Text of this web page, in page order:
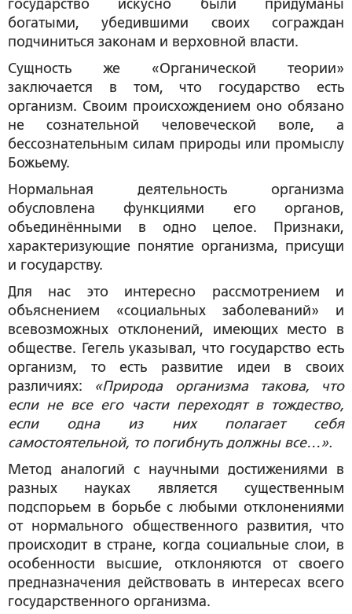
государство искусно были придуманы
богатыми, убедившими своих сограждан
подчиниться законам и верховной власти.
Сущность же «Органической теории»
заключается в том, что государство есть
организм. Своим происхождением оно обязано
не сознательной человеческой воле, а
бессознательным силам природы или промыслу
Божьему.
Нормальная деятельность организма
обусловлена функциями его органов,
объединёнными в одно целое. Признаки,
характеризующие понятие организма, присущи
и государству.
Для нас это интересно рассмотрением и
объяснением «социальных заболеваний» и
всевозможных отклонений, имеющих место в
обществе. Гегель указывал, что государство есть
организм, то есть развитие идеи в своих
различиях: «Природа организма такова, что
если не все его части переходят в тождество,
если одна из них полагает себя
самостоятельной, то погибнуть должны все…».
Метод аналогий с научными достижениями в
разных науках является существенным
подспорьем в борьбе с любыми отклонениями
от нормального общественного развития, что
происходит в стране, когда социальные слои, в
особенности высшие, отклоняются от своего
предназначения действовать в интересах всего
государственного организма.